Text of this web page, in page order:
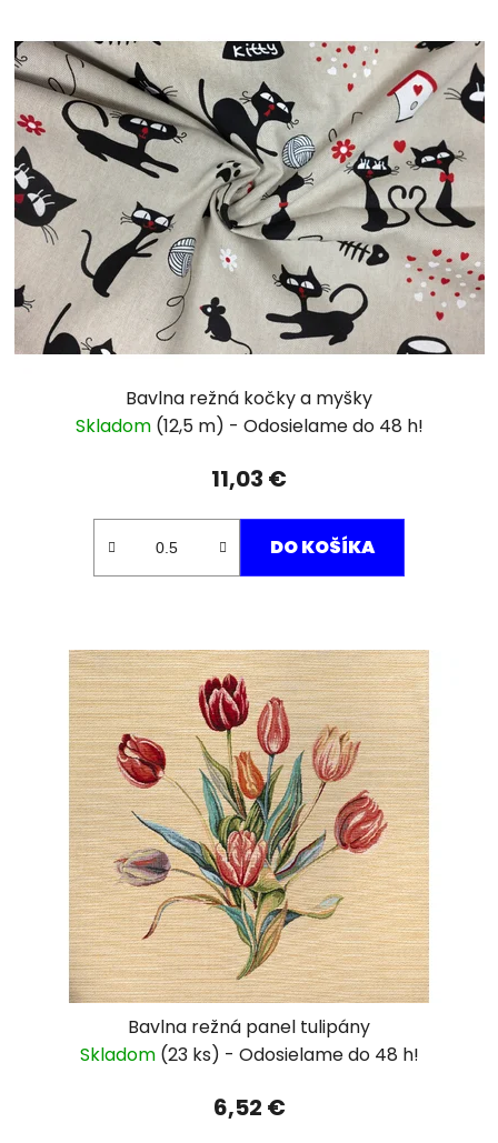
Bavlna režná kočky a myšky
Skladom (12,5 m)
11,03 €
DO KOŠÍKA
Bavlna režná panel tulipány
Skladom (23 ks)
6,52 €